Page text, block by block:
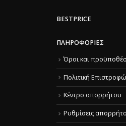
BESTPRICE
ΠΛΗΡΟΦΟΡΊΕΣ
Όροι και
Πολιτική
Κέντρο απορρήτου
Ρυθμίσεις